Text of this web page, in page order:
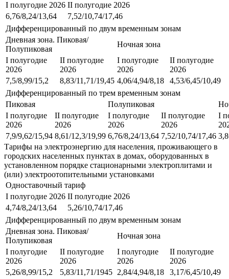
I полугодие 2026 II полугодие 2026
6,76/8,24/13,64
7,52/10,74/17,46
Дифференцированный по двум временным зонам
Дневная зона. Пиковая/
Полупиковая
Ночная зона
I полугодие
2026
II полугодие
2026
I полугодие
2026
II полугодие
2026
7,5/8,99/15,2
8,83/11,71/19,45 4,06/4,94/8,18
4,53/6,45/10,49
Дифференцированный по трем временным зонам
Пиковая
Полупиковая
I полугодие
2026
II полугодие
2026
I полугодие
2026
II полугодие
2026
I
7,9/9,62/15,94 8,61/12,3/19,99 6,76/8,24/13,64 7,52/10,74/17,46
Тарифы на электроэнергию для населения, проживающего в
городских населенных пунктах в домах, оборудованных в
установленном порядке стационарными электроплитами и
(или) электроотопительными установками
Одноставочный тариф
I полугодие 2026 II полугодие 2026
4,74/8,24/13,64
5,26/10,74/17,46
Дифференцированный по двум временным зонам
Дневная зона. Пиковая/
Полупиковая
Ночная зона
I полугодие
2026
II полугодие
2026
I полугодие
2026
II полугодие
2026
5,26/8,99/15,2
5,83/11,71/1945 2,84/4,94/8,18
3,17/6,45/10,49